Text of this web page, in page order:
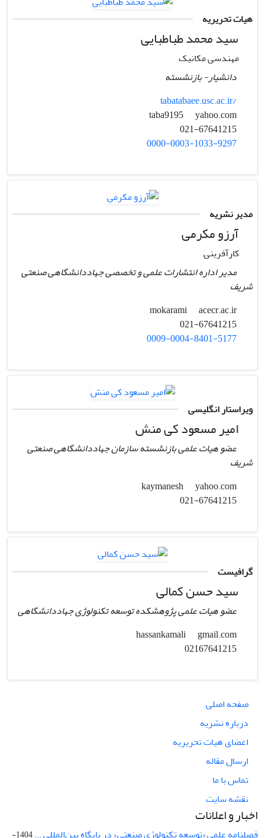
هیات تحریریه
سید محمد طباطبایی
مهندسی مکانیک
دانشیار- بازنشسته
tabatabaee.usc.ac.ir/
yahoo.com
0000-0003-1033-9297
مدیر نشریه
آرزو مکرمی
کارآفرینی
مدیر اداره انتشارات علمی و تخصصی جهاددانشگاهی صنعتی
شریف
mokarami
acecr.ac.ir
0009-0004-8401-5177
ویراستار انگلیسی
امیر مسعود کی منش
عضو هیات علمی بازنشسته سازمان جهاددانشگاهی صنعتی
شریف
yahoo.com
گرافیست
سید حسن کمالی
عضو هیات علمی پژوهشکده توسعه تکنولوژی جهاددانشگاهی
gmail.com
صفحه اصلی
درباره نشریه
اعضای هیات تحریریه
ارسال مقاله
تماس با ما
نقشه سایت
اخبار و اعلانات
فصلنامه علمی «توسعه تکنولوژی صنعتی» در پایگاه بین‌المللی ... 1404-